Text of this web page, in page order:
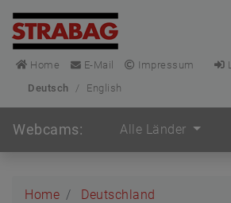
Home E-Mail Impressum
Deutsch
/ English
Webcams: Alle Länder
Home
Deutschland